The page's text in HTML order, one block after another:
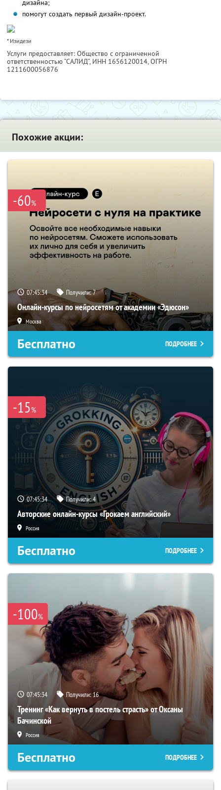
дизайна;
помогут создать первый дизайн-проект.
* Изидези
Услуги предоставляет: Общество с ограниченной
ответственностью “САЛИД”, ИНН 1656120014, ОГРН
1211600056876
Похожие акции:
-60%
07:45:33 Получили:7
Онлайн-курсы по нейросетям от академии «Эдюсон»
Москва
Бесплатно ПОДРОБНЕЕ
-15%
07:45:33 Получили:4
Авторские онлайн-курсы «Грокаем английский»
Россия
Бесплатно ПОДРОБНЕЕ
-100%
07:45:33 Получили:16
Тренинг «Как вернуть в постель страсть» от Оксаны
Бачинской
Россия
Бесплатно ПОДРОБНЕЕ